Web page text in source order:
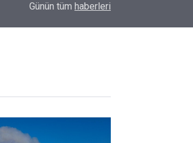
Okullarında yapay zeka ile kopyaya karşı
Günün tüm haberleri